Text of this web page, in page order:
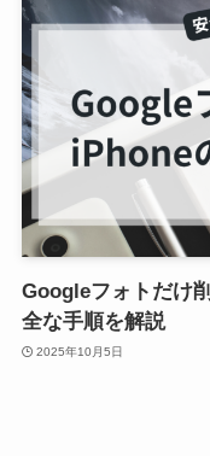
Googleフォトだけ
全な手順を解説
2025年10月5日